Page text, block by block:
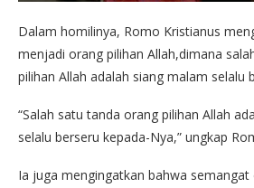
Dalam homilinya, Romo Kristianus
menjadi orang pilihan Allah,dimana
pilihan Allah adalah siang malam selalu
“Salah satu tanda orang pilihan Allah
selalu berseru kepada-Nya,” ungkap
Ia juga mengingatkan bahwa